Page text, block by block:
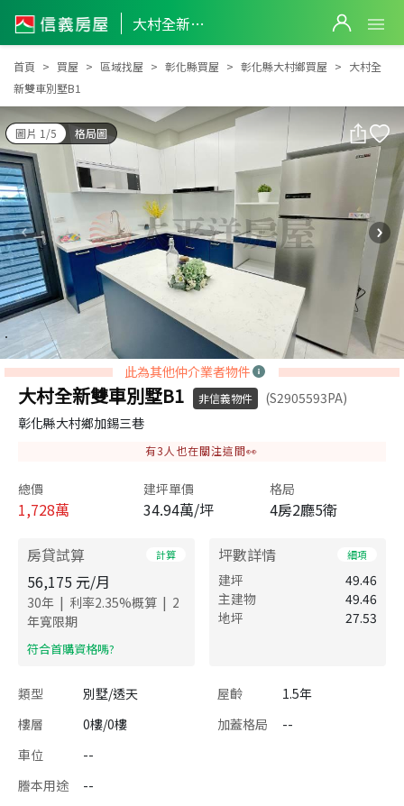
大村全新雙車別墅B1
大村全新雙車別墅B1
首頁 買屋 區域找屋 彰化縣買屋 彰化縣大村鄉買屋
大村全
新雙車別墅B1
圖片 1/5 格局圖
此為其他仲介業者物件
大村全新雙車別墅B1 非信義物件
(S2905593PA)
彰化縣大村鄉加錫三巷
有3 人也在關注這間👀
總價
1,728萬
建坪單價
34.94萬/坪
格局
4房2廳5衛
房貸試算 計算
56,175 元/月
30年 | 利率2.35%概算 | 2
年寬限期
​符合首購資格嗎?
坪數詳情 細項
建坪
49.46
主建物
49.46
地坪
27.53
類型 別墅/透天 屋齡
1.5年
樓層
0樓/0樓 加蓋格局
--
車位
--
謄本用途
--